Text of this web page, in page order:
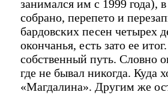
занимался им с 1999 года),
собрано, перепето и
бардовских песен четырех
окончанья, есть зато ее
собственный путь. Словно
где не бывал никогда. Куда
«Магдалина». Другим же